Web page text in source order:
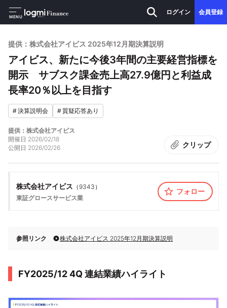
MENU
ログイン 会員登録
提供：株式会社アイビス 2025年12月期決算説明
アイビス、新たに今後3年間の主要経営指標を
開示 サブスク課金売上高27.9億円と利益成
長率20％以上を目指す
#決算説明会 #質疑応答あり
提供：株式会社アイビス
開催日 2026/02/18
公開日 2026/02/26 クリップ
株式会社アイビス （ 9343 ）
東証グロースサービス業
フォロー
参照リンク 株式会社アイビス 2025年12月期決算説明
FY2025/12 4Q 連結業績ハイライト